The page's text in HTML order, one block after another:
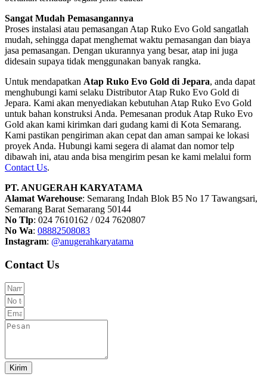
Sangat Mudah Pemasangannya
Proses instalasi atau pemasangan Atap Ruko Evo Gold sangatlah
mudah, sehingga dapat menghemat waktu pemasangan dan biaya
jasa pemasangan. Dengan ukurannya yang besar, atap ini juga
didesain supaya tidak menggunakan banyak rangka.
Untuk mendapatkan Atap Ruko Evo Gold di Jepara, anda dapat
menghubungi kami selaku Distributor Atap Ruko Evo Gold di
Jepara. Kami akan menyediakan kebutuhan Atap Ruko Evo Gold
untuk bahan konstruksi Anda. Pemesanan produk Atap Ruko Evo
Gold akan kami kirimkan dari gudang kami di Kota Semarang.
Kami pastikan pengiriman akan cepat dan aman sampai ke lokasi
proyek Anda. Hubungi kami segera di alamat dan nomor telp
dibawah ini, atau anda bisa mengirim pesan ke kami melalui form
Contact Us.
PT. ANUGERAH KARYATAMA
Alamat Warehouse: Semarang Indah Blok B5 No 17 Tawangsari,
Semarang Barat Semarang 50144
No Tlp: 024 7610162 / 024 7620807
No Wa: 08882508083
Instagram: @anugerahkaryatama
Contact Us
Kirim